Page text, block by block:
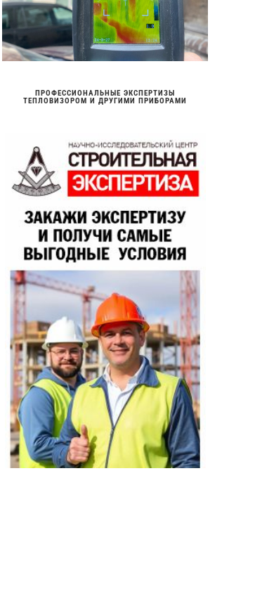
ПРОФЕССИОНАЛЬНЫЕ ЭКСПЕРТИЗЫ
ТЕПЛОВИЗОРОМ И ДРУГИМИ ПРИБОРАМИ